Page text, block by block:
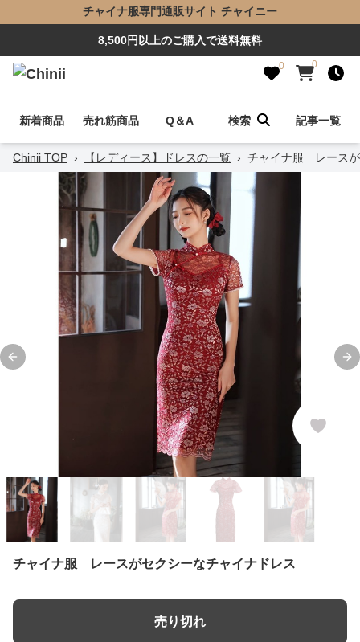
チャイナ服専門通販サイト チャイニー
8,500円以上のご購入で送料無料
0 0
新着商品 売れ筋商品 Q＆A 検索 記事一覧
Chinii TOP › 【レディース】ドレスの一覧 › チャイナ服 レースが
Previous slide
チャイナ服 レースがセクシーなチャイナドレス
売り切れ